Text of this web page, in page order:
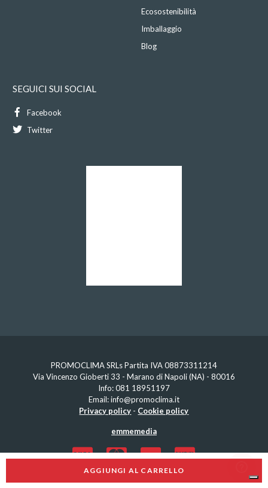
AGGIUNGI AL CARRELLO
Ecosostenibilità
Imballaggio
Blog
SEGUICI SUI SOCIAL
Facebook
Twitter
PROMOCLIMA SRLs Partita IVA 08873311214
Via Vincenzo Gioberti 33 - Marano di Napoli (NA) - 80016
Info:081 18951197
Email:info@promoclima.it
Privacy policy - Cookie policy
emmemedia